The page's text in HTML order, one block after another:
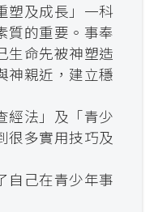
塑及成長」一科
質的重要。事奉
生命先被神塑造
神親近，建立穩
經法」及「青少
很多實用技巧及
自己在青少年事